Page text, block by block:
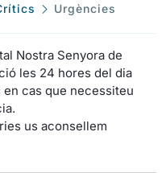
Urgències
Nostra Senyora de
les 24 hores del dia
en cas que necessiteu
us aconsellem